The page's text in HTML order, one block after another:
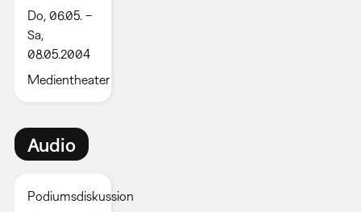
Do, 06.05. –
Sa,
08.05.2004
Medientheater
Audio
Podiumsdiskussion